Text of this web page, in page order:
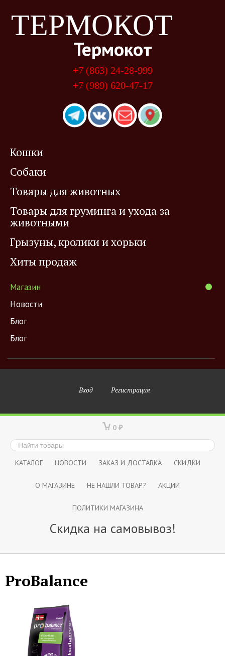
ТЕРМОКОТ
Термокот
+7 (863) 24-28-999
+7 (989) 620-47-17
Кошки
Собаки
Товары для животных
Товары для груминга и ухода за
животными
Грызуны, кролики и хорьки
Хиты продаж
Магазин
Новости
Блог
Блог
Вход Регистрация
0 ₽
КАТАЛОГ НОВОСТИ ЗАКАЗ И ДОСТАВКА СКИДКИ
О МАГАЗИНЕ НЕ НАШЛИ ТОВАР? АКЦИИ
ПОЛИТИКИ МАГАЗИНА
Скидка на самовывоз!
ProBalance